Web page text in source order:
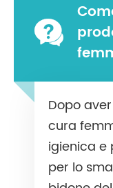

Dopo
cura
igienica e
per lo